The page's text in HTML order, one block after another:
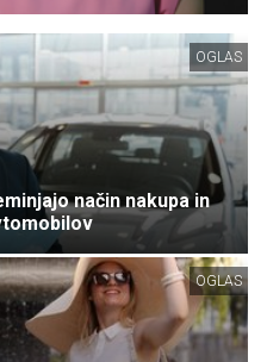
OGLAS
način nakupa in
OGLAS